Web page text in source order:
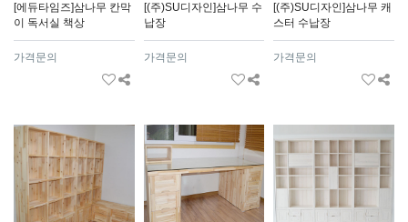
[에듀타임즈]삼나무 칸막
이 독서실 책상
가격문의
[(주)SU디자인]삼나무 수
납장
가격문의
[(주)SU디자인]삼나무 캐
스터 수납장
가격문의